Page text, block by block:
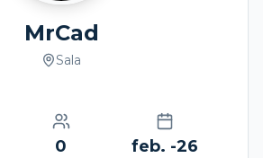
MrCad
Sala
0 feb. -26